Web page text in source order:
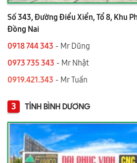
Số 343, Đường Điểu Xiển, Tổ 8, Khu
Đồng Nai
0918 744 343 - Mr Dũng
0973 735 343 - Mr Nhật
0919.421.343 ​​​​​​ - Mr Tuấn
3 TỈNH BÌNH DƯƠNG